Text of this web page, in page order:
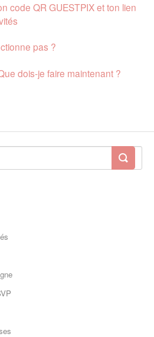
code QR GUESTPIX et ton lien
pas ?
dois-je faire maintenant ?